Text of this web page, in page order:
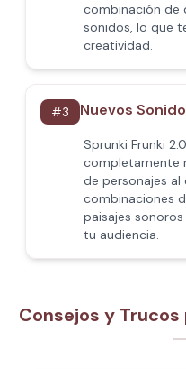
combinación de
sonidos, lo que
creatividad.
#3 Nuevos
Sprunki Frunki
completamente
de personajes al
combinaciones
paisajes
tu audiencia.
Consejos y